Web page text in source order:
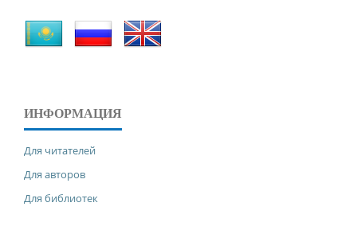
ИНФОРМАЦИЯ
Для читателей
Для авторов
Для библиотек